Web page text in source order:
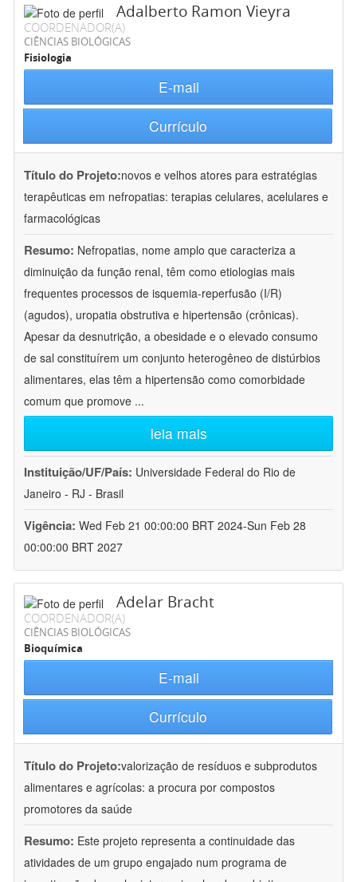
Adalberto Ramon Vieyra
COORDENADOR(A)
CIÊNCIAS BIOLÓGICAS
Fisiologia
E-mail
Currículo
Título do Projeto:novos e velhos atores para estratégias
terapêuticas em nefropatias: terapias celulares, acelulares e
farmacológicas
Resumo: Nefropatias, nome amplo que caracteriza a
diminuição da função renal, têm como etiologias mais
frequentes processos de isquemia-reperfusão (I/R)
(agudos), uropatia obstrutiva e hipertensão (crônicas).
Apesar da desnutrição, a obesidade e o elevado consumo
de sal constituírem um conjunto heterogêneo de distúrbios
alimentares, elas têm a hipertensão como comorbidade
comum que promove ...
leia mais
Instituição/UF/País: Universidade Federal do Rio de
Janeiro - RJ - Brasil
Vigência: Wed Feb 21 00:00:00 BRT 2024-Sun Feb 28
00:00:00 BRT 2027
Adelar Bracht
COORDENADOR(A)
CIÊNCIAS BIOLÓGICAS
Bioquímica
E-mail
Currículo
Título do Projeto:valorização de resíduos e subprodutos
alimentares e agrícolas: a procura por compostos
promotores da saúde
Resumo: Este projeto representa a continuidade das
atividades de um grupo engajado num programa de